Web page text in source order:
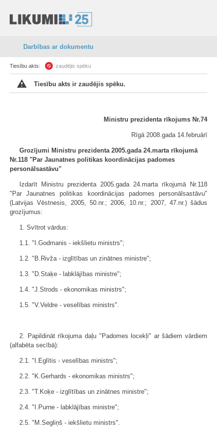
Darbības ar dokumentu
Tiesību akts: zaudējis spēku
Tiesību akts ir zaudējis spēku.
Ministru prezidenta rīkojums Nr.74
Rīgā 2008.gada 14.februārī
Grozījumi Ministru prezidenta 2005.gada 24.marta rīkojumā
Nr.118 "Par Jaunatnes politikas koordinācijas padomes
personālsastāvu"
Izdarīt Ministru prezidenta 2005.gada 24.marta rīkojumā Nr.118
"Par Jaunatnes politikas koordinācijas padomes personālsastāvu"
(Latvijas Vēstnesis, 2005, 50.nr.; 2006, 10.nr.; 2007, 47.nr.) šādus
grozījumus:
1. Svītrot vārdus:
1.1. "I.Godmanis - iekšlietu ministrs";
1.2. "B.Rivža - izglītības un zinātnes ministre";
1.3. "D.Staķe - labklājības ministre";
1.4. "J.Strods - ekonomikas ministrs";
1.5. "V.Veldre - veselības ministrs".
2. Papildināt rīkojuma daļu "Padomes locekļi" ar šādiem vārdiem
(alfabēta secībā):
2.1. "I.Eglītis - veselības ministrs";
2.2. "K.Gerhards - ekonomikas ministrs";
2.3. "T.Koķe - izglītības un zinātnes ministre";
2.4. "I.Purne - labklājības ministre";
2.5. "M.Segliņš - iekšlietu ministrs".